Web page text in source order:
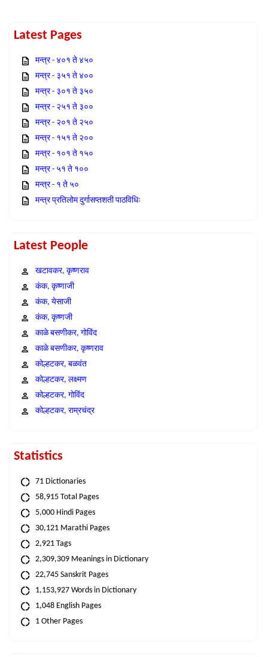
Latest Pages
मन्त्र - ४०१ ते ४५०
मन्त्र - ३५१ ते ४००
मन्त्र - ३०१ ते ३५०
मन्त्र - २५१ ते ३००
मन्त्र - २०१ ते २५०
मन्त्र - १५१ ते २००
मन्त्र - १०१ ते १५०
मन्त्र - ५१ ते १००
मन्त्र - १ ते ५०
मन्त्र प्रतिलोम दुर्गासप्तशती पाठविधिः
Latest People
खटावकर, कृष्णराव
कंक, कृष्णाजी
कंक, येसाजी
कंक, कृष्णजी
काळे बसणीकर, गोविंद
काळे बसणीकर, कृष्णराव
कोल्हटकर, बळवंत
कोल्हटकर, लक्ष्मण
कोल्हटकर, गोविंद
कोल्हटकर, राम्रचंद्र
Statistics
71 Dictionaries
58,915 Total Pages
5,000 Hindi Pages
30,121 Marathi Pages
2,921 Tags
2,309,309 Meanings in Dictionary
22,745 Sanskrit Pages
1,153,927 Words in Dictionary
1,048 English Pages
1 Other Pages